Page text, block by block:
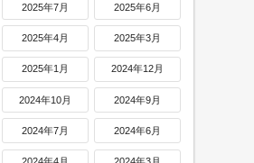
2025年7月 2025年6月
2025年4月 2025年3月
2025年1月 2024年12月
2024年10月 2024年9月
2024年7月 2024年6月